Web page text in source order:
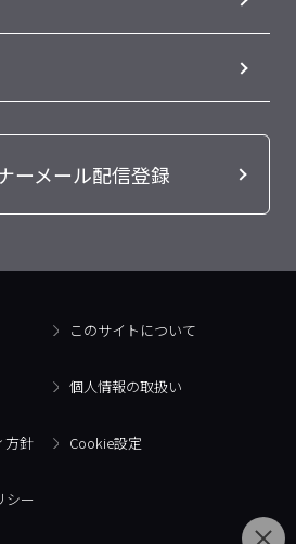
ーメール配信登録
このサイトについて
個人情報の取扱い
方針 Cookie設定
シー